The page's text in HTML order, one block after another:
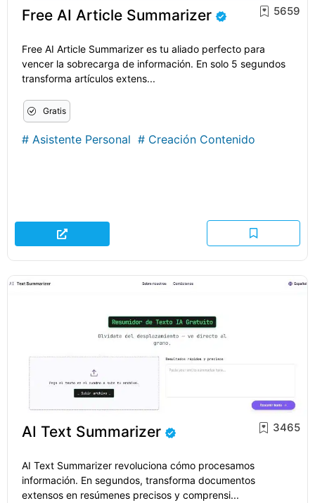
Free AI Article Summarizer 5659
Free AI Article Summarizer es tu aliado perfecto para
vencer la sobrecarga de información. En solo 5 segundos
transforma artículos extens...
Gratis
# Asistente Personal # Creación Contenido
AI Text Summarizer 3465
AI Text Summarizer revoluciona cómo procesamos
información. En segundos, transforma documentos
extensos en resúmenes precisos y comprensi...